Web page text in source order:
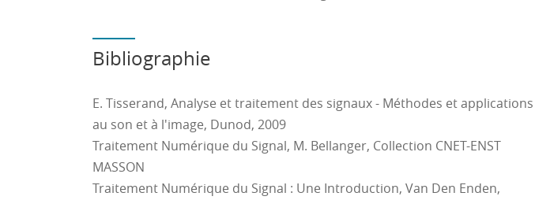
Bibliographie
E. Tisserand, Analyse et traitement des signaux - Méthodes et applications
au son et à l'image, Dunod, 2009
Traitement Numérique du Signal, M. Bellanger, Collection CNET-ENST
MASSON
Traitement Numérique du Signal : Une Introduction, Van Den Enden,